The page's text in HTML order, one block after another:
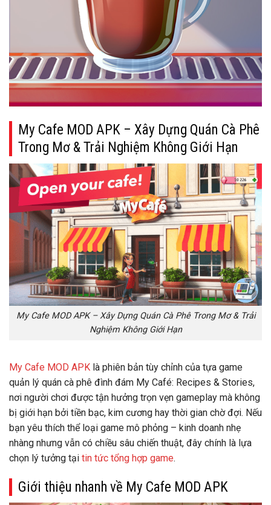
My Cafe MOD APK – Xây Dựng Quán Cà Phê
Trong Mơ & Trải Nghiệm Không Giới Hạn
My Cafe MOD APK – Xây Dựng Quán Cà Phê Trong Mơ & Trải
Nghiệm Không Giới Hạn
My Cafe MOD APK là phiên bản tùy chỉnh của tựa game
quản lý quán cà phê đình đám My Café: Recipes & Stories,
nơi người chơi được tận hưởng trọn vẹn gameplay mà không
bị giới hạn bởi tiền bạc, kim cương hay thời gian chờ đợi. Nếu
bạn yêu thích thể loại game mô phỏng – kinh doanh nhẹ
nhàng nhưng vẫn có chiều sâu chiến thuật, đây chính là lựa
chọn lý tưởng tại tin tức tổng hợp game.
Giới thiệu nhanh về My Cafe MOD APK